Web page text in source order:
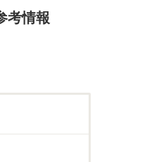
考情報